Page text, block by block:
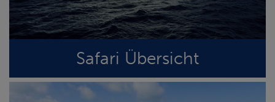
Safari Übersicht